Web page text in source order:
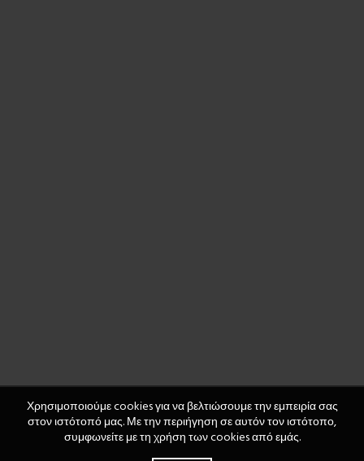
Χρησιμοποιούμε cookies για να βελτιώσουμε την εμπειρία σας
στον ιστότοπό μας. Με την περιήγηση σε αυτόν τον ιστότοπο,
συμφωνείτε με τη χρήση των cookies από εμάς.